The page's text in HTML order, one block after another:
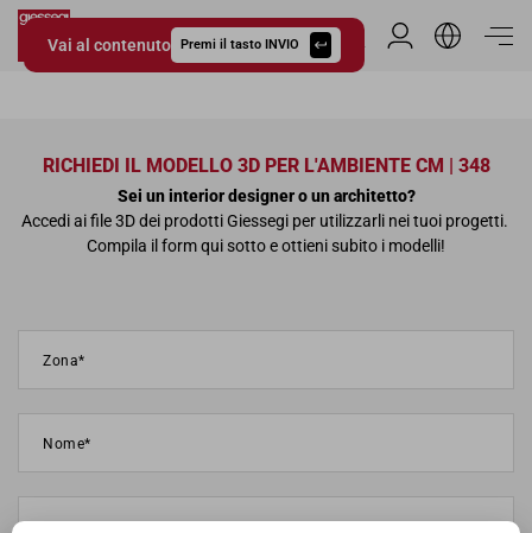
Vai al contenuto Premi il tasto INVIO
Giessegi.it
Area Riservata
RICHIEDI IL MODELLO 3D PER L'AMBIENTE CM | 348
Sei un interior designer o un architetto?
Accedi ai file 3D dei prodotti Giessegi per utilizzarli nei tuoi progetti.
Compila il form qui sotto e ottieni subito i modelli!